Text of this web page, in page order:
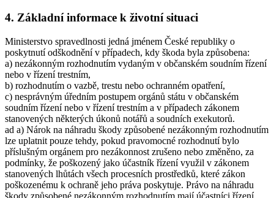
4. Základní informace k životní situaci
Ministerstvo spravedlnosti jedná jménem České republiky o
poskytnutí odškodnění v případech, kdy škoda byla způsobena:
a) nezákonným rozhodnutím vydaným v občanském soudním řízení
nebo v řízení trestním,
b) rozhodnutím o vazbě, trestu nebo ochranném opatření,
c) nesprávným úředním postupem orgánů státu v občanském
soudním řízení nebo v řízení trestním a v případech zákonem
stanovených některých úkonů notářů a soudních exekutorů.
ad a) Nárok na náhradu škody způsobené nezákonným rozhodnutím
lze uplatnit pouze tehdy, pokud pravomocné rozhodnutí bylo
příslušným orgánem pro nezákonnost zrušeno nebo změněno, za
podmínky, že poškozený jako účastník řízení využil v zákonem
stanovených lhůtách všech procesních prostředků, které zákon
poškozenému k ochraně jeho práva poskytuje. Právo na náhradu
škody způsobené nezákonným rozhodnutím mají účastníci řízení